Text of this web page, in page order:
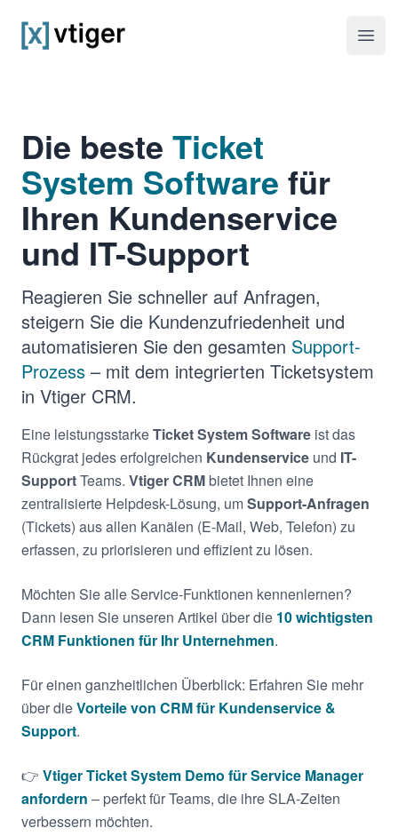
vtiger CRM
Die beste Ticket
System Software für
Ihren Kundenservice
und IT-Support
Reagieren Sie schneller auf Anfragen,
steigern Sie die Kundenzufriedenheit und
automatisieren Sie den gesamten Support-
Prozess – mit dem integrierten Ticketsystem
in Vtiger CRM.
Eine leistungsstarkeTicket System Software ist das
Rückgrat jedes erfolgreichen Kundenservice und IT-
SupportTeams. Vtiger CRMbietet Ihnen eine
zentralisierte Helpdesk-Lösung, umSupport-Anfragen
(Tickets) aus allen Kanälen (E-Mail, Web, Telefon) zu
erfassen, zu priorisieren und effizient zu lösen.
Möchten Sie alle Service-Funktionen kennenlernen?
Dann lesen Sie unseren Artikel über die 10 wichtigsten
CRM Funktionen für Ihr Unternehmen.
Für einen ganzheitlichen Überblick: Erfahren Sie mehr
über dieVorteile von CRM für Kundenservice &
Support.
👉 Vtiger Ticket System Demo für Service Manager
anfordern – perfekt für Teams, die ihre SLA-Zeiten
verbessern möchten.